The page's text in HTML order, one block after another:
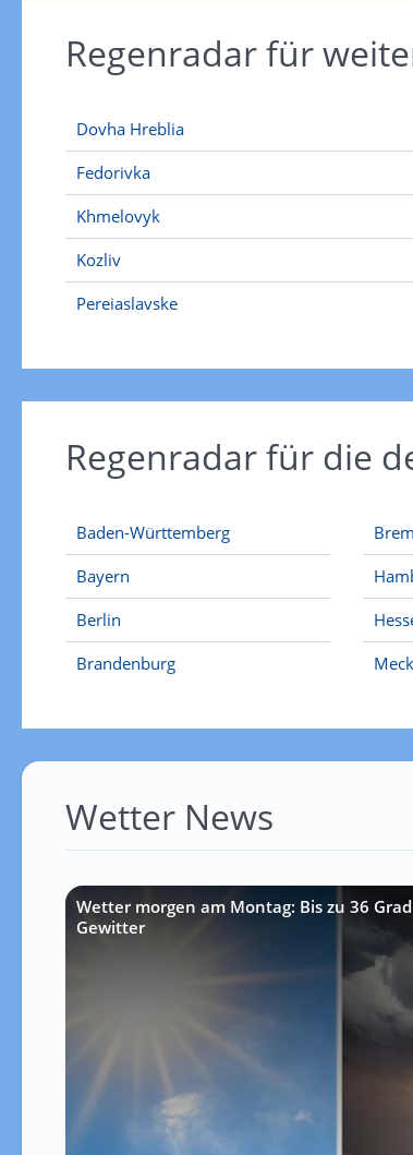
Regenradar für
Dovha Hreblia
Fedorivka
Khmelovyk
Kozliv
Pereiaslavske
Regenradar für die
Baden-Württemberg
Bayern
Berlin
Brandenburg
Wetter News
Wetter morgen am Montag: Bis zu 36
Gewitter